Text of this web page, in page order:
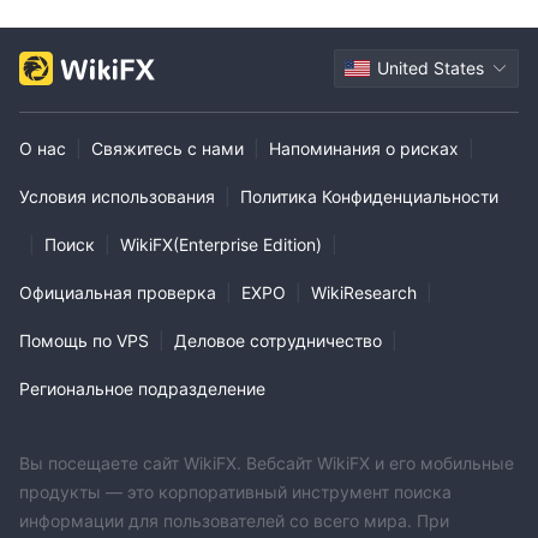
United States
О нас Свяжитесь с нами Напоминания о рисках
Условия использования Политика Конфиденциальности
Поиск WikiFX(Enterprise Edition)
Официальная проверка EXPO WikiResearch
Помощь по VPS Деловое сотрудничество
Региональное подразделение
Вы посещаете сайт WikiFX. Вебсайт WikiFX и его мобильные
продукты — это корпоративный инструмент поиска
информации для пользователей со всего мира. При